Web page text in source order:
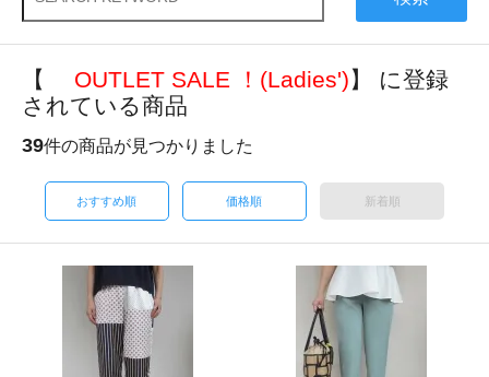
【 OUTLET SALE ！(Ladies')】 に登録
されている商品
39件の商品が見つかりました
おすすめ順 価格順 新着順